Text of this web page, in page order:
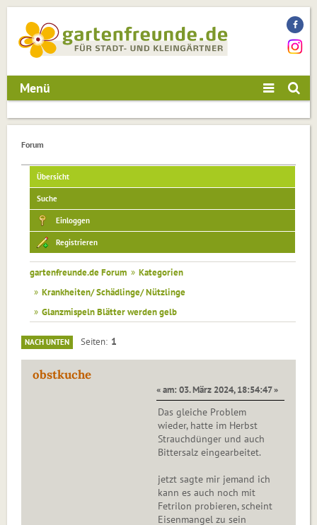
Menü
Forum
Übersicht
Suche
Einloggen
Registrieren
gartenfreunde.de Forum » Kategorien
» Krankheiten/ Schädlinge/ Nützlinge
» Glanzmispeln Blätter werden gelb
NACH UNTEN Seiten 1
obstkuche
« am: 03. März 2024, 18:54:47 »
Das gleiche Problem
wieder, hatte im Herbst
Strauchdünger und auch
Bittersalz eingearbeitet.
jetzt sagte mir jemand ich
kann es auch noch mit
Fetrilon probieren, scheint
Eisenmangel zu sein